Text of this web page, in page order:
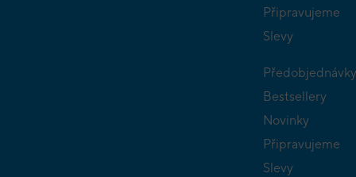
Připravujeme
Slevy
Předobjednávky
Bestsellery
Novinky
Připravujeme
Slevy